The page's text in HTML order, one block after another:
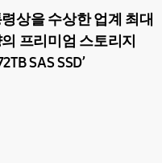
상을 수상한 업계 최대
프리미엄 스토리지
SAS SSD’